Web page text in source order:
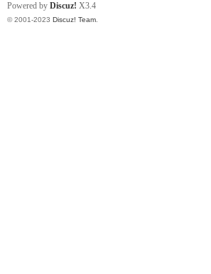
Powered by Discuz! X3.4
© 2001-2023 Discuz! Team